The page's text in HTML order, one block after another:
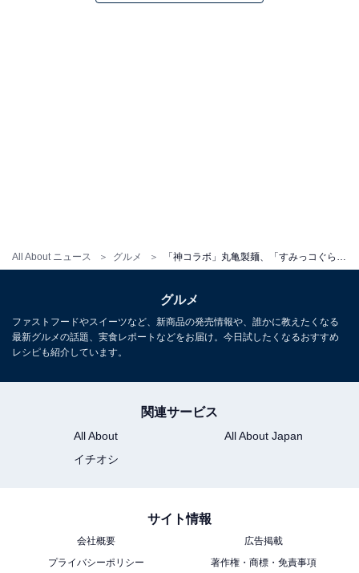
All About ニュース グルメ
こちらもおすすめ
グルメ
ファストフードやスイーツなど、新商品の発売情報や、誰かに教えたくなる
最新グルメの話題、実食レポートなどをお届け。今日試したくなるおすすめ
レシピも紹介しています。
関連サービス
All About
All About Japan
イチオシ
サイト情報
会社概要
広告掲載
プライバシーポリシー
著作権・商標・免責事項